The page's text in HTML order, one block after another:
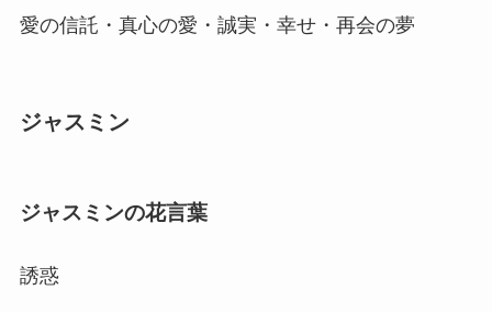
愛の信託・真心の愛・誠実・幸せ・再会の夢
ジャスミン
ジャスミンの花言葉
誘惑